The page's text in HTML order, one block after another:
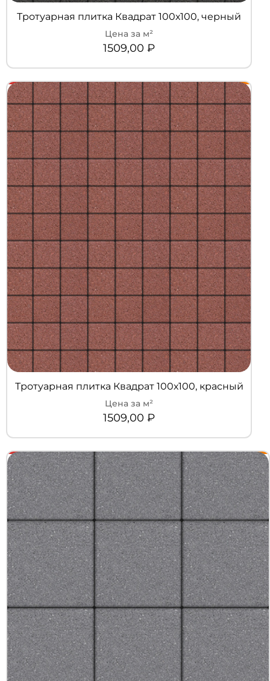
+7 (3452) 600-302
Телефон
zakaz@kedr.agency
E-mail
Тротуарная плитка Квадрат 100х100, черный
1509,00 ₽
Тротуарная плитка Квадрат 100х100, красный
1509,00 ₽